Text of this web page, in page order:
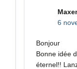
6
Bonjour
Bonne idée
éternel!!